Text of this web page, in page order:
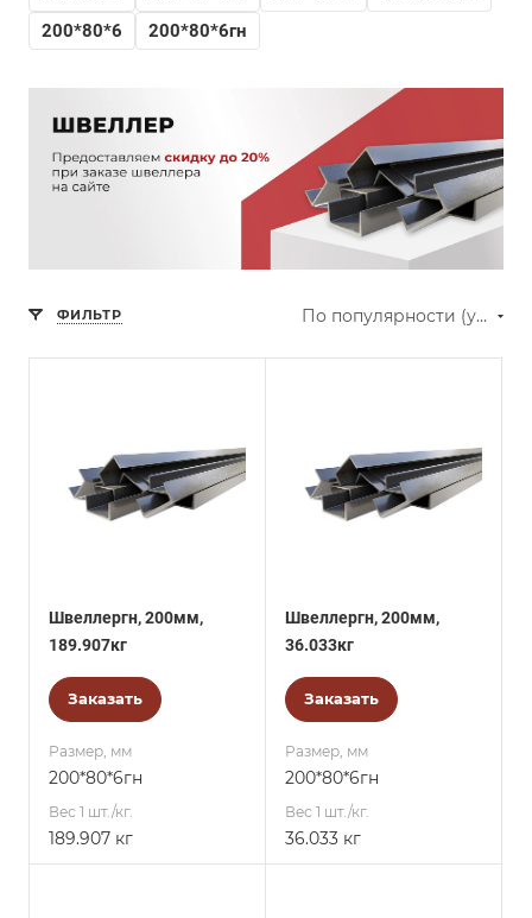
200*80*6
200*80*6гн
ФИЛЬТР По популярности (убывание)
Швеллергн, 200мм,
189.907кг
Заказать
Размер, мм
200*80*6гн
Вес 1 шт./кг.
189.907 кг
Швеллергн, 200мм,
36.033кг
Заказать
Размер, мм
200*80*6гн
Вес 1 шт./кг.
36.033 кг